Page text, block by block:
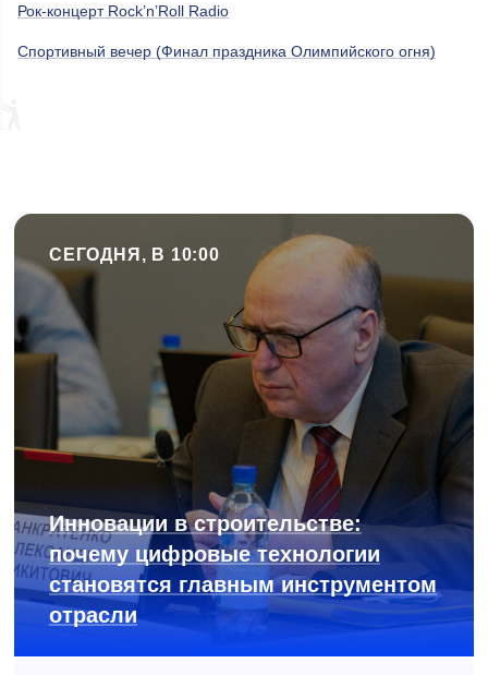
Рок-концерт Rock’n’Roll Radio
Спортивный вечер (Финал праздника Олимпийского огня)
СЕГОДНЯ, В 10:00
Инновации в строительстве:
почему цифровые технологии
становятся главным инструментом
отрасли